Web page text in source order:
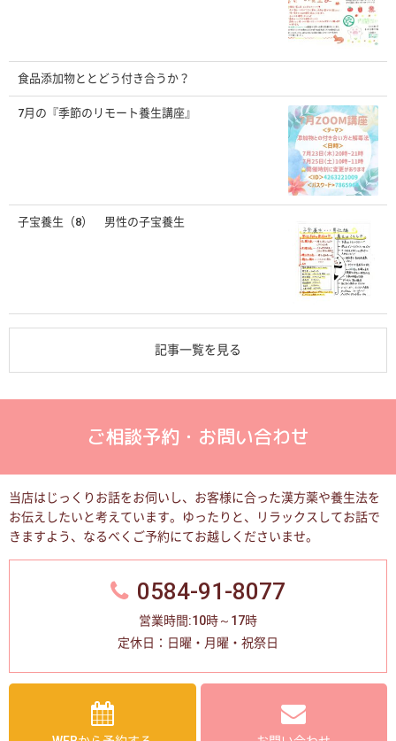
食品添加物ととどう付き合うか？
7月の『季節のリモート養生講座』
子宝養生（8） 男性の子宝養生
記事一覧を見る
ご相談予約・お問い合わせ
当店はじっくりお話をお伺いし、お客様に合った漢方薬や養生法を
お伝えしたいと考えています。
ゆったりと、リラックスしてお話で
きますよう、なるべくご予約にてお越しくださいませ。
0584-91-8077
営業時間:10時～17時
定休日：日曜・月曜・祝祭日